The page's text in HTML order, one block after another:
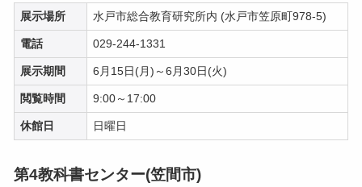
展示場所 水戸市総合教育研究所内 (水戸市笠原町978-5)
電話 029-244-1331
展示期間 6月15日(月)～6月30日(火)
閲覧時間 9:00～17:00
休館日 日曜日
第4教科書センター(笠間市)